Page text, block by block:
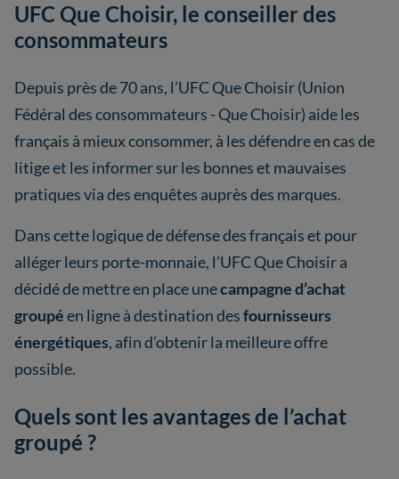
UFC Que Choisir, le conseiller des
consommateurs
Depuis près de 70 ans, l’UFC Que Choisir (Union
Fédéral des consommateurs - Que Choisir) aide les
français à mieux consommer, à les défendre en cas de
litige et les informer sur les bonnes et mauvaises
pratiques via des enquêtes auprès des marques.
Dans cette logique de défense des français et pour
alléger leurs porte-monnaie, l’UFC Que Choisir a
décidé de mettre en place unecampagne d’achat
groupéen ligne à destination desfournisseurs
énergétiques, afin d’obtenir la meilleure offre
possible.
Quels sont les avantages de l’achat
groupé ?